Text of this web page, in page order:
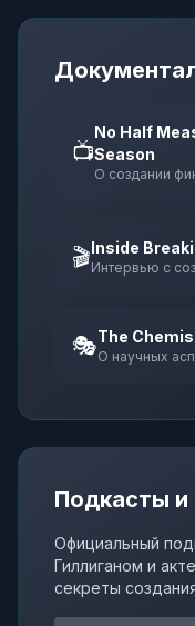
📺
No Half
Season
О создании
🎬Inside
Интервью с
🎭The
О научных
Подкасты и
Официальный
Гиллиганом и
секреты